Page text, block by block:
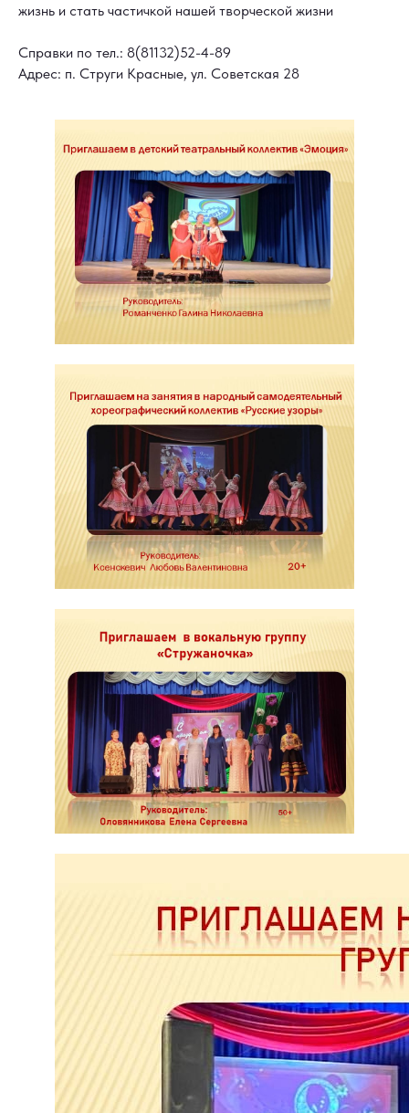
жизнь и стать частичкой нашей творческой жизни
Справки по тел.: 8(81132)52-4-89
Адрес: п. Струги Красные, ул. Советская 28